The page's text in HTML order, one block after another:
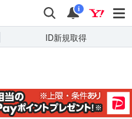
検索 通知
i
ID新規取得
キーワードで
質問を探す